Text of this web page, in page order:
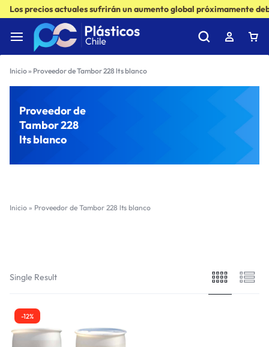
Los precios actuales sufrirán un aumento global próximamente
Inicio» Proveedor de Tambor 228 lts blanco
Proveedor de
Tambor 228
lts blanco
Inicio » Proveedor de Tambor 228 lts blanco
Single Result
-12%